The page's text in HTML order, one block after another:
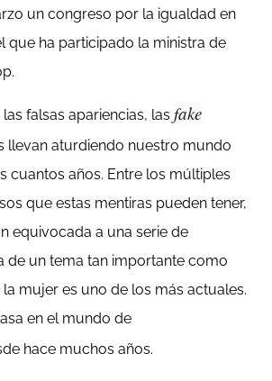
un congreso por la igualdad en
que ha participado la ministra de
falsas apariencias, las fake
llevan aturdiendo nuestro mundo
cuantos años. Entre los múltiples
que estas mentiras pueden tener,
equivocada a una serie de
de un tema tan importante como
mujer es uno de los más actuales.
en el mundo de
hace muchos años.